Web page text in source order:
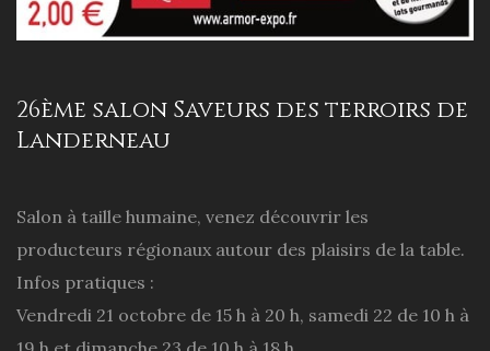
26ème salon Saveurs des terroirs de
Landerneau
Salon à taille humaine, venez découvrir les
producteurs régionaux autour des plaisirs de la table.
Infos pratiques :
Vendredi 21 octobre de 15 h à 20 h, samedi 22 de 10 h à